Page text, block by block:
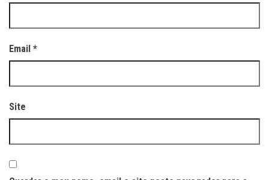
Email *
Site